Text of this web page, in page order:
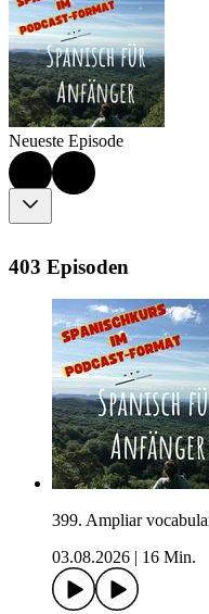
Neueste Episode
403 Episoden
399. Ampliar
03.08.2026
16 Min.